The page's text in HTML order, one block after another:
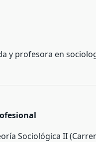
y profesora en
Sociológica II